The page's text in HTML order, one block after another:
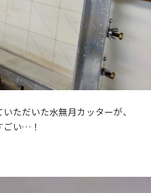
ただいた水無月カッターが、
ごい…！